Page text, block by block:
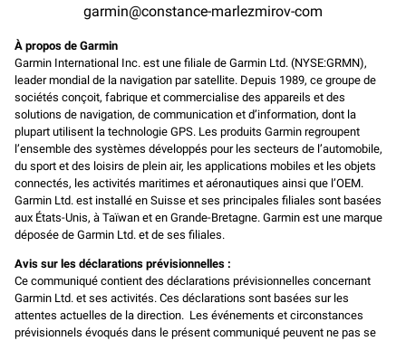
garmin@constance-marlezmirov-com
À propos de Garmin
Garmin International Inc. est une filiale de Garmin Ltd. (NYSE:GRMN),
leader mondial de la navigation par satellite. Depuis 1989, ce groupe de
sociétés conçoit, fabrique et commercialise des appareils et des
solutions de navigation, de communication et d’information, dont la
plupart utilisent la technologie GPS. Les produits Garmin regroupent
l’ensemble des systèmes développés pour les secteurs de l’automobile,
du sport et des loisirs de plein air, les applications mobiles et les objets
connectés, les activités maritimes et aéronautiques ainsi que l’OEM.
Garmin Ltd. est installé en Suisse et ses principales filiales sont basées
aux États-Unis, à Taïwan et en Grande-Bretagne. Garmin est une marque
déposée de Garmin Ltd. et de ses filiales.
Avis sur les déclarations prévisionnelles :
Ce communiqué contient des déclarations prévisionnelles concernant
Garmin Ltd. et ses activités. Ces déclarations sont basées sur les
attentes actuelles de la direction. Les événements et circonstances
prévisionnels évoqués dans le présent communiqué peuvent ne pas se